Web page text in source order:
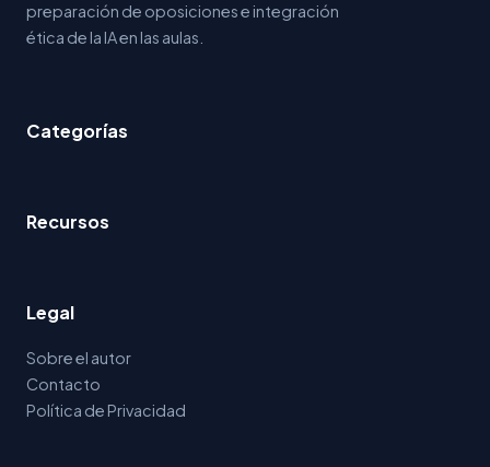
preparación de oposiciones e integración
ética de la IA en las aulas.
Categorías
Recursos
Legal
Sobre el autor
Contacto
Política de Privacidad